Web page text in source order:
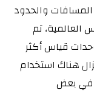
والحدود
العالمية، تم
قياس أكثر
هناك استخدام
في بعض